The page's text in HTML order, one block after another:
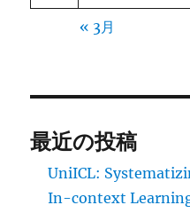
« 3月
最近の投稿
UniICL:
In-context